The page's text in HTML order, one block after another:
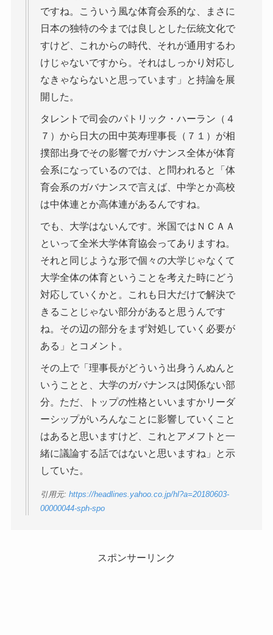
ですね。こういう風な体育会系的な、まさに
日本の独特の今までは良しとした伝統文化で
すけど、これからの時代、それが通用するわ
けじゃないですから。それはしっかり対応し
なきゃならないと思っています」と持論を展
開した。
タレントで司会のパトリック・ハーラン（４
７）から日大の田中英寿理事長（７１）が相
撲部出身でその影響でガバナンス全体が体育
会系になっているのでは、と問われると「体
育会系のガバナンスで言えば、中学とか高校
は中体連とか高体連があるんですね。
でも、大学はないんです。米国ではＮＣＡＡ
といって全米大学体育協会ってありますね。
それと同じような形で個々の大学じゃなくて
大学全体の体育ということを考えた時にどう
対応していくかと。これも日大だけで解決で
きることじゃない部分があると思うんです
ね。その辺の部分をまず対処していく必要が
ある」とコメント。
その上で「理事長がどういう出身うんぬんと
いうことと、大学のガバナンスは関係ない部
分。ただ、トップの性格といいますかリーダ
ーシップがいろんなことに影響していくこと
はあると思いますけど、これとアメフトと一
緒に議論する話ではないと思いますね」と示
していた。
引用元: https://headlines.yahoo.co.jp/hl?a=20180603-
00000044-sph-spo
スポンサーリンク